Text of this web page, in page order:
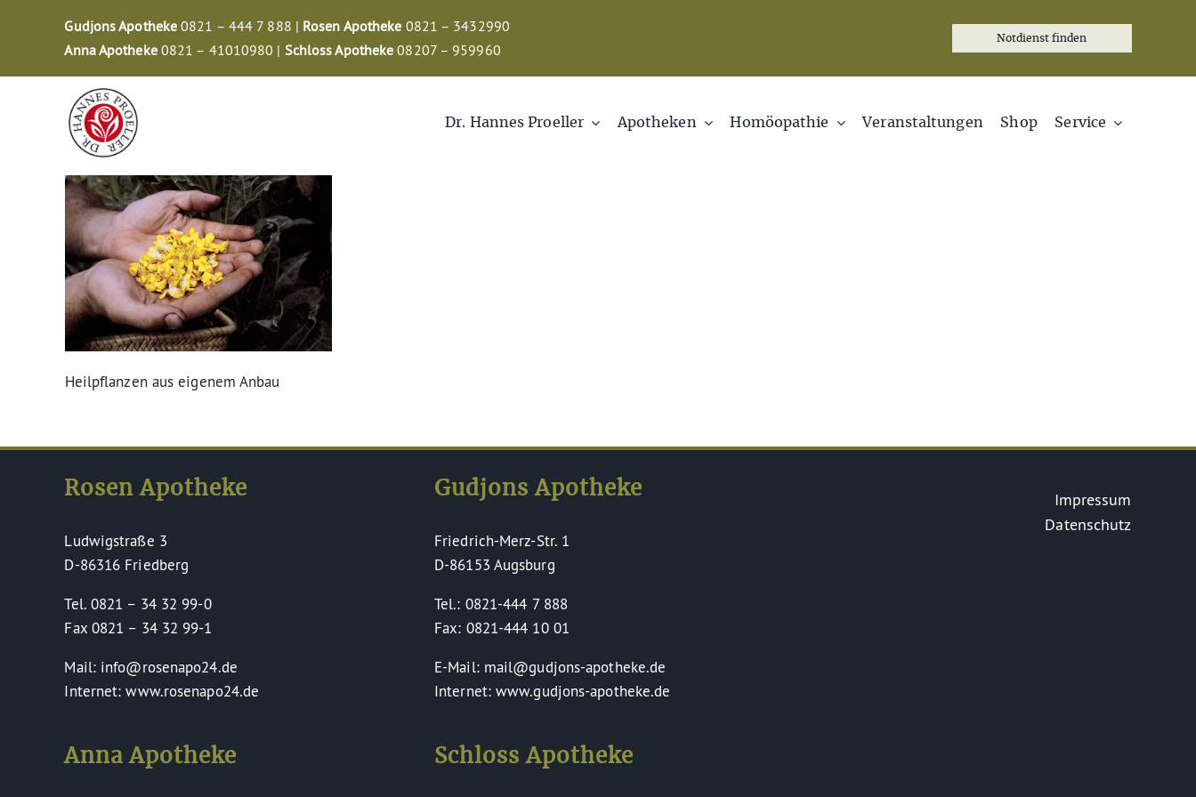
Gudjons Apotheke 0821 – 444 7 888 | Rosen Apotheke 0821 – 3432990
Anna Apotheke0821 – 41010980 | Schloss Apotheke 08207 – 959960
Notdienst finden
Dr. Hannes Proeller Apotheken Homöopathie Veranstaltungen Shop Service
Heilpflanzen aus eigenem Anbau
Rosen Apotheke
Ludwigstraße 3
D-86316 Friedberg
Tel. 0821 – 34 32 99-0
Fax 0821 – 34 32 99-1
Mail: info@rosenapo24.de
Internet: www.rosenapo24.de
Anna Apotheke
Gudjons Apotheke
Friedrich-Merz-Str. 1
D-86153 Augsburg
Tel.: 0821-444 7 888
Fax: 0821-444 10 01
E-Mail: mail@gudjons-apotheke.de
Internet: www.gudjons-apotheke.de
Schloss Apotheke
Impressum
Datenschutz